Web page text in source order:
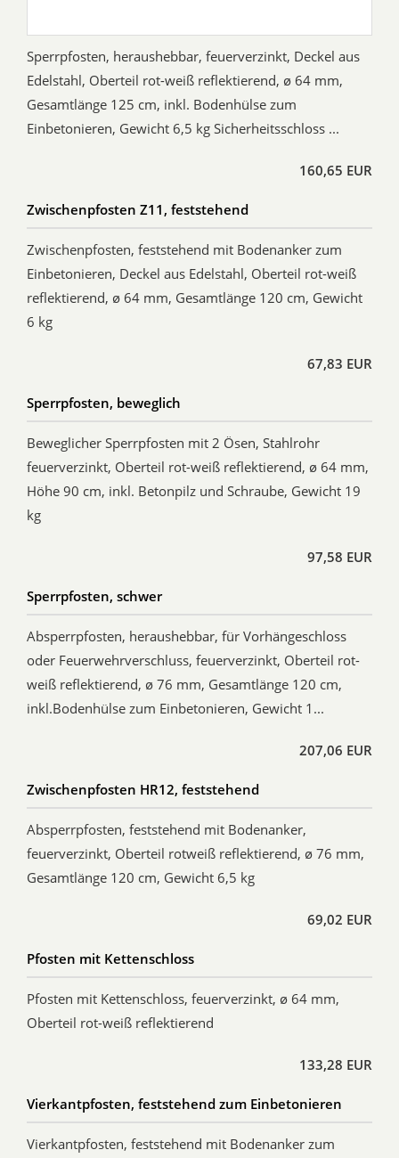
Sperrpfosten, heraushebbar, feuerverzinkt, Deckel aus
Edelstahl, Oberteil rot-weiß reflektierend, ø 64 mm,
Gesamtlänge 125 cm, inkl. Bodenhülse zum
Einbetonieren, Gewicht 6,5 kg Sicherheitsschloss ...
160,65 EUR
Zwischenpfosten Z11, feststehend
Zwischenpfosten, feststehend mit Bodenanker zum
Einbetonieren, Deckel aus Edelstahl, Oberteil rot-weiß
reflektierend, ø 64 mm, Gesamtlänge 120 cm, Gewicht
6 kg
67,83 EUR
Sperrpfosten, beweglich
Beweglicher Sperrpfosten mit 2 Ösen, Stahlrohr
feuerverzinkt, Oberteil rot-weiß reflektierend, ø 64 mm,
Höhe 90 cm, inkl. Betonpilz und Schraube, Gewicht 19
kg
97,58 EUR
Sperrpfosten, schwer
Absperrpfosten, heraushebbar, für Vorhängeschloss
oder Feuerwehrverschluss, feuerverzinkt, Oberteil rot-
weiß reflektierend, ø 76 mm, Gesamtlänge 120 cm,
inkl.Bodenhülse zum Einbetonieren, Gewicht 1...
207,06 EUR
Zwischenpfosten HR12, feststehend
Absperrpfosten, feststehend mit Bodenanker,
feuerverzinkt, Oberteil rotweiß reflektierend, ø 76 mm,
Gesamtlänge 120 cm, Gewicht 6,5 kg
69,02 EUR
Pfosten mit Kettenschloss
Pfosten mit Kettenschloss, feuerverzinkt, ø 64 mm,
Oberteil rot-weiß reflektierend
133,28 EUR
Vierkantpfosten, feststehend zum Einbetonieren
Vierkantpfosten, feststehend mit Bodenanker zum